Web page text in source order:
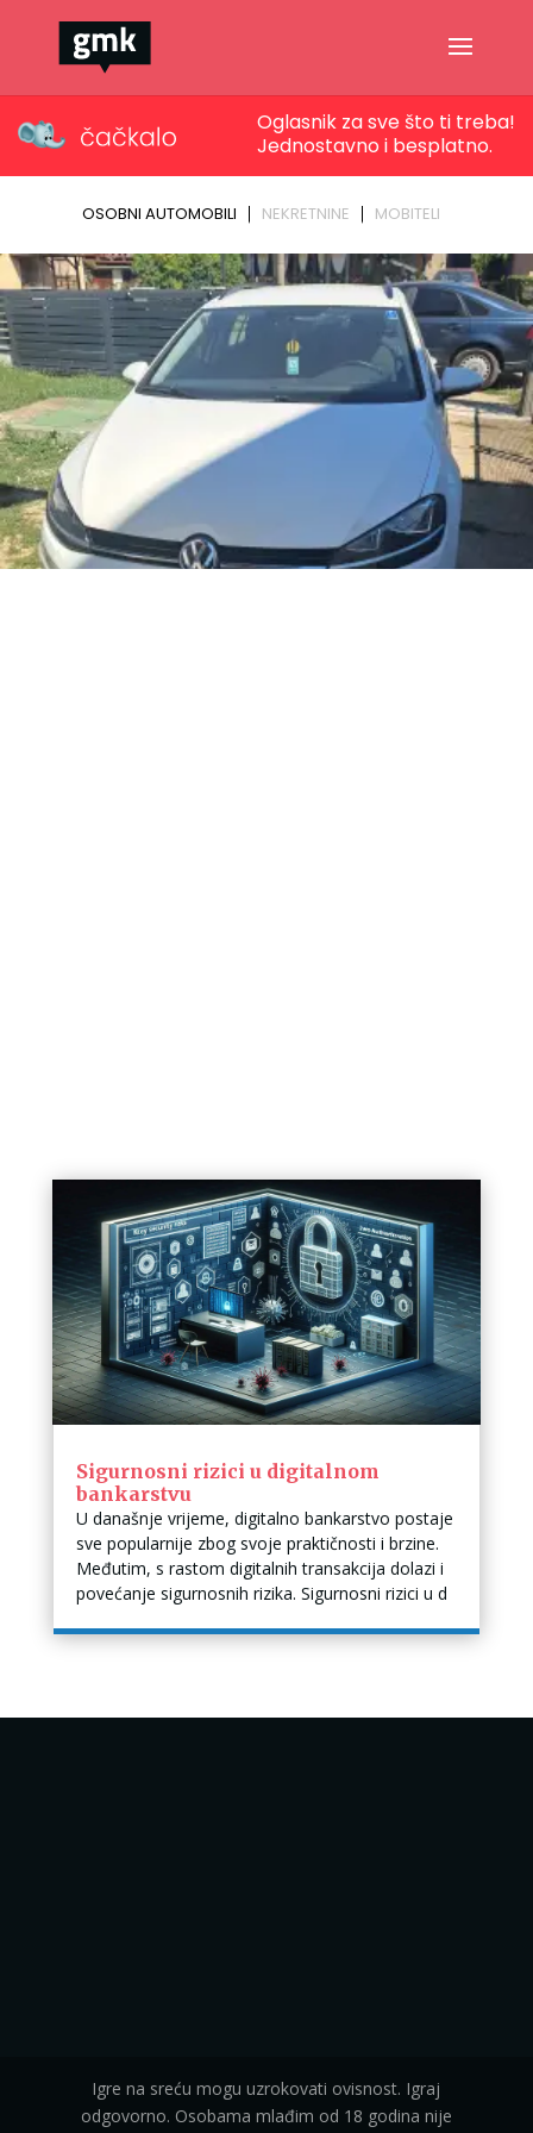
Sigurnosni rizici u digitalnom
bankarstvu
U današnje vrijeme, digitalno bankarstvo postaje
sve popularnije zbog svoje praktičnosti i brzine.
Međutim, s rastom digitalnih transakcija dolazi i
povećanje sigurnosnih rizika. Sigurnosni rizici u d
Igre na sreću mogu uzrokovati ovisnost. Igraj
odgovorno. Osobama mlađim od 18 godina nije